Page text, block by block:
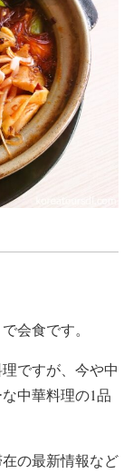
会食です。
ですが、今や中
中華料理の1品
の最新情報など